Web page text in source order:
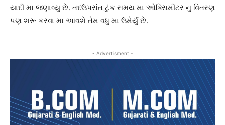
યાદી મા જણાવ્યુ છે. તદઉપરાંત ટુંક સમય મા ઓક્સિમીટર નુ વિતરણ
પણ શરૂ કરવા મા આવશે તેમ વધુ મા ઉમેર્યુ છે.
- Advertisment -